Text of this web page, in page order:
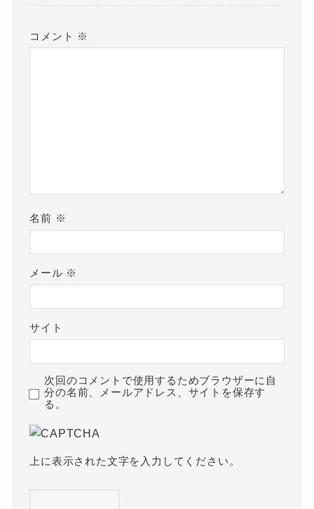
コメント ※
名前 ※
メール ※
サイト
次回のコメントで使用するためブラウザーに自
分の名前、メールアドレス、サイトを保存す
る。
上に表示された文字を入力してください。